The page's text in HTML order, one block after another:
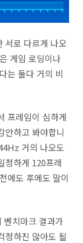
서로 다르게 나오
게임 로딩이나
는 둘다 거의 비
프레임이 심하게
안하고 봐야합니
거의 나오도
정하게 120프레
에도 후에도 말이
벤치마크 결과가
정하진 않아도 될